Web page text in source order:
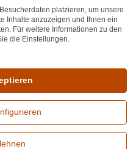
Versandkosten je Winzer.
ab 12 Flaschen je Winzer.
platzieren, um unsere
Inhalte anzuzeigen und Ihnen ein
Für weitere Informationen zu den
die Einstellungen.